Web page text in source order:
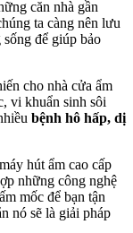
căn nhà gần
ta càng nên lưu
để giúp bảo
cho nhà cửa ẩm
vi khuẩn sinh sôi
bệnh hô hấp, dị
hút ẩm cao cấp
những công nghệ
mốc để bạn tận
nó sẽ là giải pháp